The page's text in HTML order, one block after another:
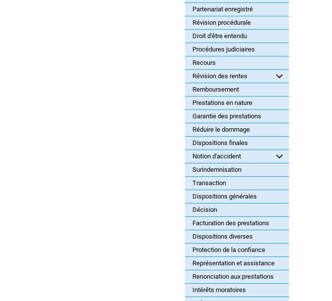
Partenariat enregistré
Révision procédurale
Droit d'être entendu
Procédures judiciaires
Recours
Révision des rentes
Remboursement
Prestations en nature
Garantie des prestations
Réduire le dommage
Dispositions finales
Notion d'accident
Surindemnisation
Transaction
Dispositions générales
Décision
Facturation des prestations
Dispositions diverses
Protection de la confiance
Représentation et assistance
Renonciation aux prestations
Intérêts moratoires